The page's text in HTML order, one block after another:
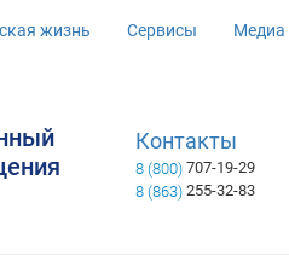
жизнь Сервисы Медиа
Контакты
8 (800) 707-19-29
8 (863) 255-32-83